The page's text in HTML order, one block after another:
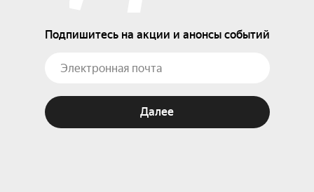
Подпишитесь на акции и анонсы событий
Далее